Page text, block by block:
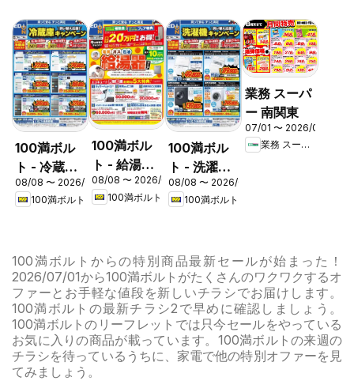
100満ボル
ト - 冷蔵庫
キャンペー
ン
08/08 〜 2026/08/16
100満ボルト
100満ボル
ト - 給湯器
フェア
08/08 〜 2026/08/31
100満ボルト
100満ボル
ト - 洗濯機
キャンペー
ン
08/08 〜 2026/08/16
100満ボルト
業務 スーパ
ー 南関東
07/01 〜 2026/08/31
業務 スーパー
100満ボルトからの特別商品最新セールが始まった！
2026/07/01から100満ボルトがたくさんのワクワクするオ
ファーとお手軽な値段を新しいチラシでお届けします。
100満ボルトの最新チラシ2で早めに確認しましょう。
100満ボルトのリーフレットでは只今セールをやっている
お気に入りの商品が載っています。100満ボルトの来週の
チラシを待っているうちに、家電で他の特別オファーを見
てみましょう。